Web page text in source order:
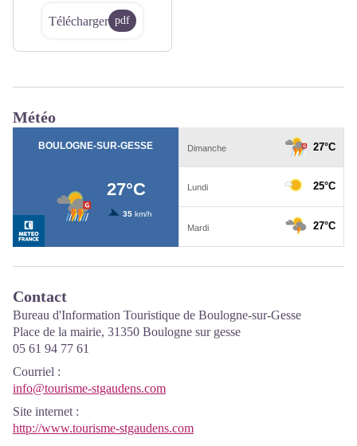
Télécharger pdf
Météo
Contact
Bureau d'Information Touristique de Boulogne-sur-Gesse
Place de la mairie, 31350 Boulogne sur gesse
05 61 94 77 61
Courriel :
info@tourisme-stgaudens.com
Site internet :
http://www.tourisme-stgaudens.com